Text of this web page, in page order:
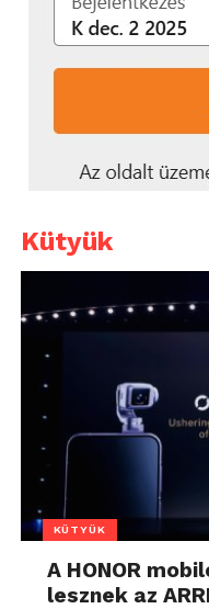
Kütyük
KÜTYÜK
A HONOR
lesznek az